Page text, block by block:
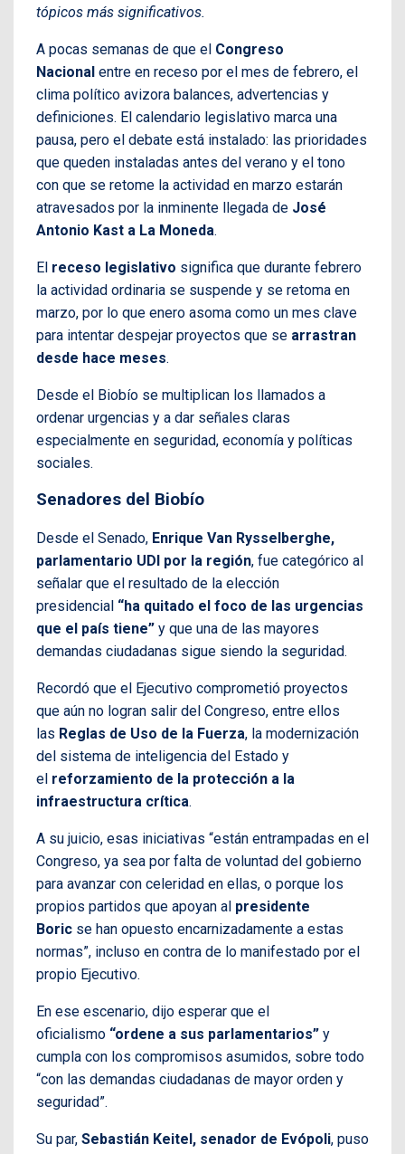
tópicos más significativos.
A pocas semanas de que el Congreso
Nacional entre en receso por el mes de febrero, el
clima político avizora balances, advertencias y
definiciones. El calendario legislativo marca una
pausa, pero el debate está instalado: las prioridades
que queden instaladas antes del verano y el tono
con que se retome la actividad en marzo estarán
atravesados por la inminente llegada de José
Antonio Kast a La Moneda.
El receso legislativo significa que durante febrero
la actividad ordinaria se suspende y se retoma en
marzo, por lo que enero asoma como un mes clave
para intentar despejar proyectos que se arrastran
desde hace meses.
Desde el Biobío se multiplican los llamados a
ordenar urgencias y a dar señales claras
especialmente en seguridad, economía y políticas
sociales.
Senadores del Biobío
Desde el Senado, Enrique Van Rysselberghe,
parlamentario UDI por la región, fue categórico al
señalar que el resultado de la elección
presidencial “ha quitado el foco de las urgencias
que el país tiene” y que una de las mayores
demandas ciudadanas sigue siendo la seguridad.
Recordó que el Ejecutivo comprometió proyectos
que aún no logran salir del Congreso, entre ellos
las Reglas de Uso de la Fuerza, la modernización
del sistema de inteligencia del Estado y
el reforzamiento de la protección a la
infraestructura crítica.
A su juicio, esas iniciativas “están entrampadas en el
Congreso, ya sea por falta de voluntad del gobierno
para avanzar con celeridad en ellas, o porque los
propios partidos que apoyan al presidente
Boric se han opuesto encarnizadamente a estas
normas”, incluso en contra de lo manifestado por el
propio Ejecutivo.
En ese escenario, dijo esperar que el
oficialismo “ordene a sus parlamentarios” y
cumpla con los compromisos asumidos, sobre todo
“con las demandas ciudadanas de mayor orden y
seguridad”.
Su par, Sebastián Keitel, senador de Evópoli, puso